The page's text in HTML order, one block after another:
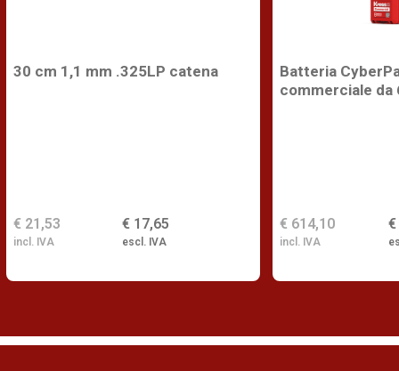
30 cm 1,1 mm .325LP catena
€ 17,65
escl. IVA
€ 21,53
incl. IVA
Batteria
commerciale da
€
€ 614,10
incl. IVA